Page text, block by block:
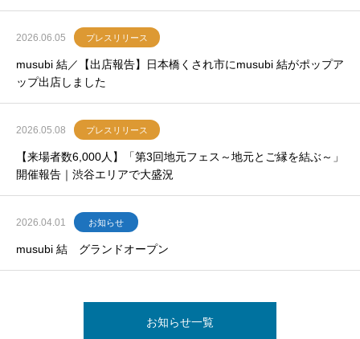
2026.06.05 プレスリリース
musubi 結／【出店報告】日本橋くされ市にmusubi 結がポップア
ップ出店しました
2026.05.08 プレスリリース
【来場者数6,000人】「第3回地元フェス～地元とご縁を結ぶ～」
開催報告｜渋谷エリアで大盛況
2026.04.01 お知らせ
musubi 結 グランドオープン
お知らせ一覧